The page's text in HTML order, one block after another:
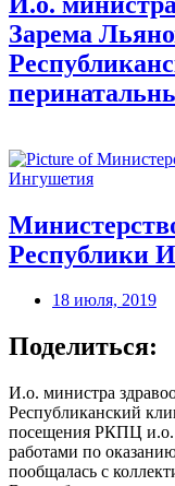
Зарема
Республики
18 июля, 2019
Поделиться:
И.о. министра
Республиканский
посещения РКПЦ и.о.
работами по
пообщалась с